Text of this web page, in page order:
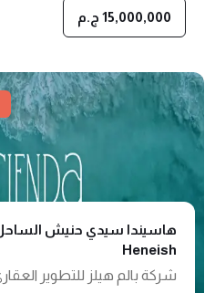
15,000,000 ج.م
Heneish